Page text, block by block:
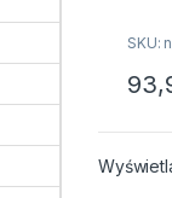
Ż
SKU:
Ten